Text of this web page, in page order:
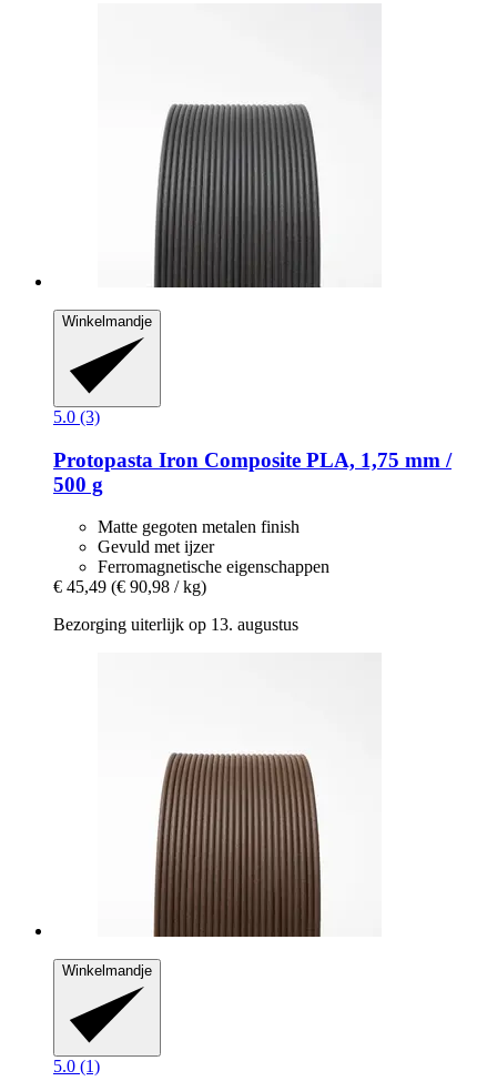
Winkelmandje
5.0 (3)
Protopasta Iron Composite PLA, 1,75 mm /
500 g
Matte gegoten metalen finish
Gevuld met ijzer
Ferromagnetische eigenschappen
€ 45,49 (€ 90,98 / kg)
Bezorging uiterlijk op 13. augustus
Winkelmandje
5.0 (1)